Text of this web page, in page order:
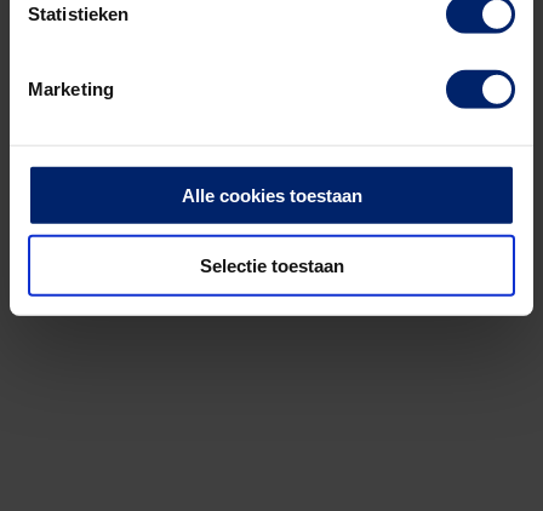
Statistieken
Marketing
Alle cookies toestaan
Selectie toestaan